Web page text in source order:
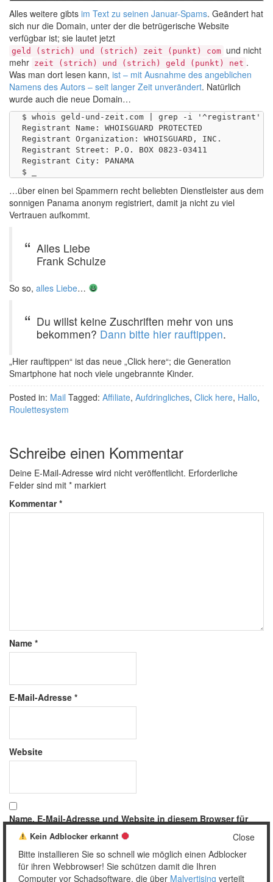
Alles weitere gibts im Text zu seinen Januar-Spams. Geändert hat
sich nur die Domain, unter der die betrügerische Website
verfügbar ist; sie lautet jetzt
geld (strich) und (strich) zeit (punkt) com und nicht
mehr zeit (strich) und (strich) geld (punkt) net .
Was man dort lesen kann, ist – mit Ausnahme des angeblichen
Namens des Autors – seit langer Zeit unverändert. Natürlich
wurde auch die neue Domain…
$ whois geld-und-zeit.com | grep -i '^registrant' |
Registrant Name: WHOISGUARD PROTECTED
Registrant Organization: WHOISGUARD, INC.
Registrant Street: P.O. BOX 0823-03411
Registrant City: PANAMA
…über einen bei Spammern recht beliebten Dienstleister aus dem
sonnigen Panama anonym registriert, damit ja nicht zu viel
Vertrauen aufkommt.
Alles Liebe
Frank Schulze
So so, alles Liebe…
Du willst keine Zuschriften mehr von uns
bekommen? Dann bitte hier rauftippen.
„Hier rauftippen“ ist das neue „Click here“; die Generation
Smartphone hat noch viele ungebrannte Kinder.
Posted in: Mail Tagged: Affiliate, Aufdringliches, Click here, Hallo,
Roulettesystem
Schreibe einen Kommentar
Deine E-Mail-Adresse wird nicht veröffentlicht. Erforderliche
Felder sind mit * markiert
Kommentar*
Name *
E-Mail-Adresse *
Website
Name, E-Mail-Adresse und Website in diesem Browser für
meinen nächsten Kommentar speichern.
Close
Kein Adblocker erkannt
Bitte installieren Sie so schnell wie möglich einen Adblocker
für ihren Webbrowser! Sie schützen damit die Ihren
Computer vor Schadsoftware, die über Malvertising verteilt